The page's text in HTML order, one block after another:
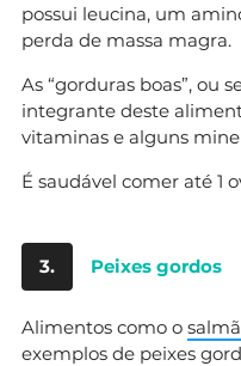
possui leucina, um
perda de massa magra.
As “gorduras boas”, ou
integrante deste
vitaminas e alguns
É saudável comer até 1
3. Peixes gordos
Alimentos como o
exemplos de peixes